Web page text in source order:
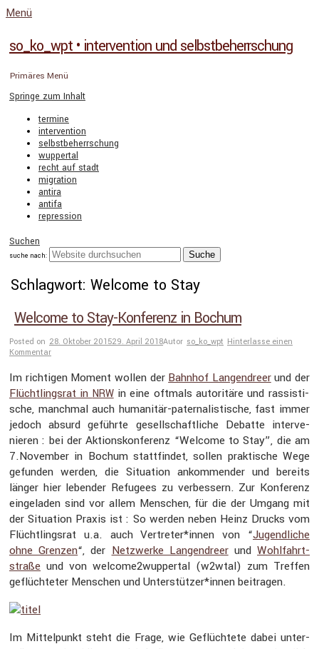
Menü
so_ko_wpt • intervention und selbstbeherrschung
Primäres Menü
Springe zum Inhalt
termine
intervention
selbstbeherrschung
wuppertal
recht auf stadt
migration
antira
antifa
repression
Suchen
suche nach:
Schlagwort: Welcome to Stay
Welcome to Stay-Konferenz in Bochum
Posted on 28. Oktober 201529. April 2018Autor so_ko_wpt Hinterlasse einen
Kommentar
Im richtigen Moment wollen der Bahnhof Langend­reerund der
Flücht­lingsrat in NRWin eine oftmals autori­täre und rassis­ti­
sche, manchmal auch humanitär-pater­na­lis­ti­sche, fast immer
jedoch absurd geführte gesell­schaft­liche Debatte inter­ve­
nieren : bei der Aktions­kon­fe­renz “Welcome to Stay”, die am
7.November in Bochum statt­findet, sollen prakti­sche Wege
gefunden werden, die Situa­tion ankom­mender und bereits
länger hier lebender Refugees zu verbes­sern. Zur Konfe­renz
einge­laden sind vor allem Menschen, für die der Umgang mit
der Situa­tion Praxis ist : So werden neben Heinz Drucks vom
Flücht­lingsrat u.a. auch Vertreter*innen von “Jugend­liche
ohne Grenzen“, der Netzwerke Langend­reerundWohlfahrt­
straße und von welcome2wuppertal (w2wtal) zum Treffen
geflüch­teter Menschen und Unterstützer*innen beitragen.
Im Mittel­punkt steht die Frage, wie Geflüch­tete dabei unter­